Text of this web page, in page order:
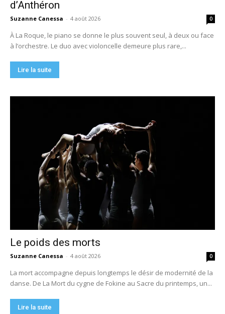
d’Anthéron
Suzanne Canessa - 4 août 2026 0
À La Roque, le piano se donne le plus souvent seul, à deux ou face
à l’orchestre. Le duo avec violoncelle demeure plus rare,...
Lire la suite
Le poids des morts
Suzanne Canessa - 4 août 2026 0
La mort accompagne depuis longtemps le désir de modernité de la
danse. De La Mort du cygne de Fokine au Sacre du printemps, un...
Lire la suite